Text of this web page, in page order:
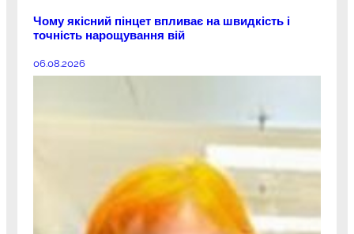
Чому якісний пінцет впливає на швидкість і
точність нарощування вій
06.08.2026